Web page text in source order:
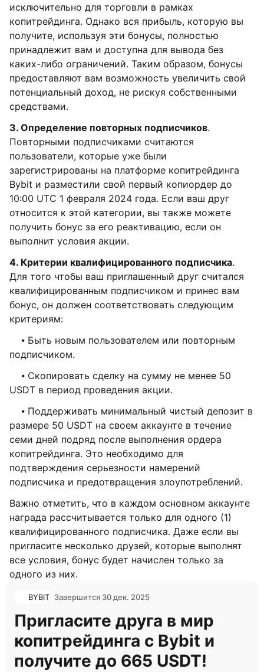
исключительно для торговли в рамках
копитрейдинга. Однако вся прибыль, которую вы
получите, используя эти бонусы, полностью
принадлежит вам и доступна для вывода без
каких-либо ограничений. Таким образом, бонусы
предоставляют вам возможность увеличить свой
потенциальный доход, не рискуя собственными
средствами.
3. Определение повторных подписчиков.
Повторными подписчиками считаются
пользователи, которые уже были
зарегистрированы на платформе копитрейдинга
Bybit и разместили свой первый копиордер до
10:00 UTC 1 февраля 2024 года. Если ваш друг
относится к этой категории, вы также можете
получить бонус за его реактивацию, если он
выполнит условия акции.
4. Критерии квалифицированного подписчика.
Для того чтобы ваш приглашенный друг считался
квалифицированным подписчиком и принес вам
бонус, он должен соответствовать следующим
критериям:
⦁ Быть новым пользователем или повторным
подписчиком.
⦁ Скопировать сделку на сумму не менее 50
USDT в период проведения акции.
⦁ Поддерживать минимальный чистый депозит в
размере 50 USDT на своем аккаунте в течение
семи дней подряд после выполнения ордера
копитрейдинга. Это необходимо для
подтверждения серьезности намерений
подписчика и предотвращения злоупотреблений.
Важно отметить, что в каждом основном аккаунте
награда рассчитывается только для одного (1)
квалифицированного подписчика. Даже если вы
пригласите несколько друзей, которые выполнят
все условия, бонус будет начислен только за
одного из них.
BYBIT Завершится 30 дек. 2025
Пригласите друга в мир
копитрейдинга с Bybit и
получите до 665 USDT!